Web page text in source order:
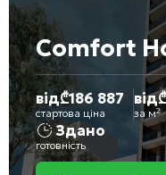
Comfort
від₾186 887
стартова ціна
від₾
за м²
Здано
готовність